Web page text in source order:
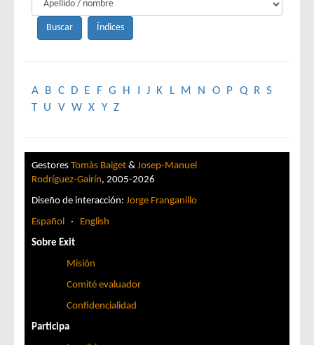
A B C D E F G H J K L M N O P Q R S
T U V W X Y Z
Gestores Tomàs Baiget & Josep-Manuel
Rodríguez-Gairín, 2005-2026
Diseño de interacción: Jorge Franganillo
Español · English
Sobre Exit
Misión
Comité evaluador
Confidencialidad
Participa